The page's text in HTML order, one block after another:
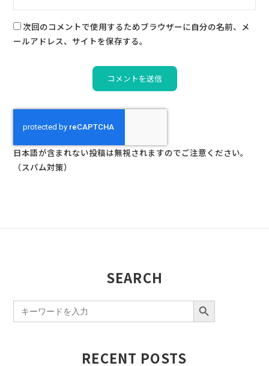
次回のコメントで使用するためブラウザーに自分の名前、メ
ールアドレス、サイトを保存する。
日本語が含まれない投稿は無視されますのでご注意ください。
（スパム対策）
SEARCH
Search
for:
SEARCH BUTTON
RECENT POSTS